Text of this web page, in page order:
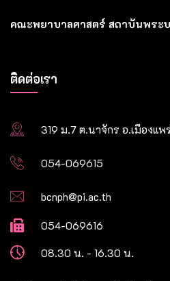
คณะพยาบาลศาสตร์ สถาบันพระ
ติดต่อเรา
319 ม.7 ต.นาจักร อ.เมืองแ
054-069615
bcnph@pi.ac.th
054-069616
08.30 น. - 16.30 น.